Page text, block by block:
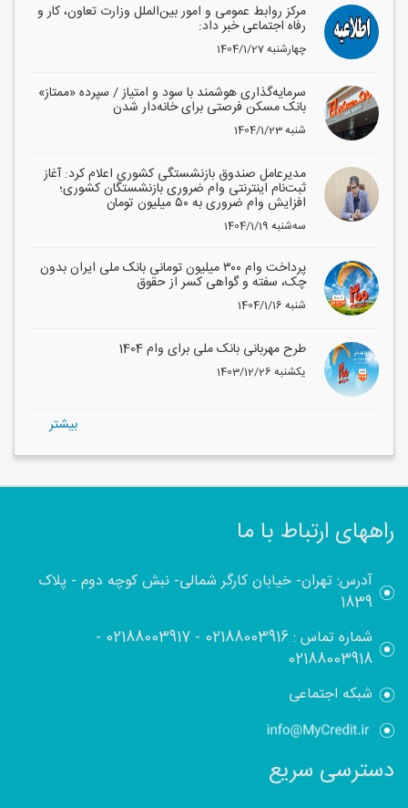
مرکز روابط عمومی و امور بین‌الملل وزارت تعاون، کار و
رفاه اجتماعی خبر داد:
1404/1/27 چهارشنبه
سرمایه‌گذاری هوشمند با سود و امتیاز / سپرده «ممتاز»
بانک مسکن فرصتی برای خانه‌دار شدن
1404/1/23 شنبه
مدیرعامل صندوق بازنشستگی کشوری اعلام کرد: آغاز
ثبت‌نام اینترنتی وام ضروری بازنشستگان کشوری؛
افزایش وام ضروری به ۵۰ میلیون تومان
1404/1/19 سه‌شنبه
پرداخت وام ۳۰۰ میلیون تومانی بانک ملی ایران بدون
چک، سفته و گواهی کسر از حقوق
1404/1/16 شنبه
طرح مهربانی بانک ملی برای وام 1404
1403/12/26 یکشنبه
بيشتر
راههای ارتباط با ما
آدرس: تهران- خیابان کارگر شمالی- نبش کوچه دوم - پلاک
1839
شماره تماس :02188003916
-
02188003917
-
02188003918
شبکه اجتماعی
دسترسی سریع